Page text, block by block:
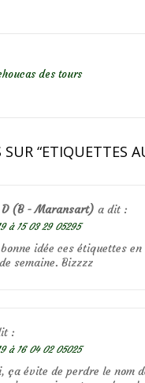
des tours
“ETIQUETTES
D (B - Maransart) a dit :
à 15 03 29 05295
idée ces étiquettes
semaine. Bizzzz
:
à 16 04 02 05025
ça évite de perdre le nom